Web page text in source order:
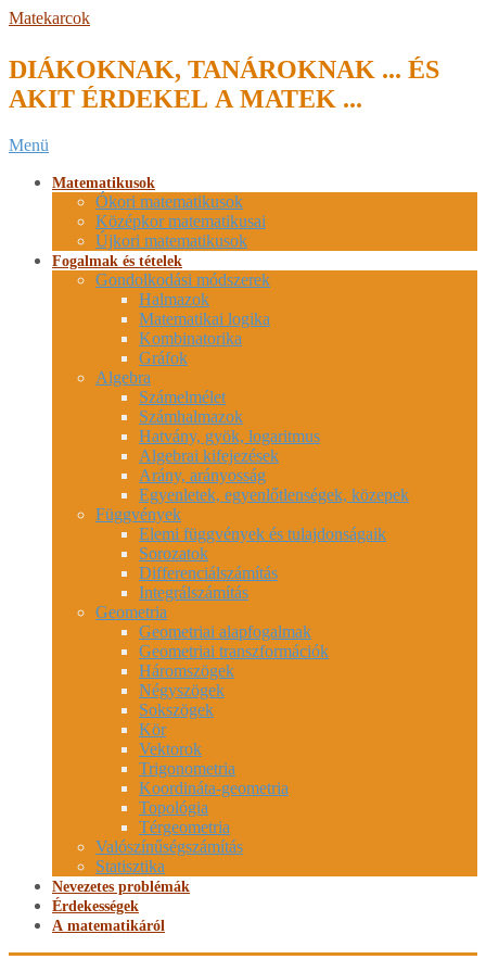
Skip
content
Matekarcok
DIÁKOKNAK, TANÁROKNAK ... ÉS
AKIT ÉRDEKEL A MATEK ...
Secondary
Menu
Menü
Matematikusok
Ókori matematikusok
Középkor matematikusai
Újkori matematikusok
Fogalmak és tételek
Gondolkodási módszerek
Halmazok
Matematikai logika
Kombinatorika
Gráfok
Algebra
Számelmélet
Számhalmazok
Hatvány, gyök, logaritmus
Algebrai kifejezések
Arány, arányosság
Egyenletek, egyenlőtlenségek, közepek
Függvények
Elemi függvények és tulajdonságaik
Sorozatok
Differenciálszámítás
Integrálszámítás
Geometria
Geometriai alapfogalmak
Geometriai transzformációk
Háromszögek
Négyszögek
Sokszögek
Kör
Vektorok
Trigonometria
Koordináta-geometria
Topológia
Térgeometria
Valószínűségszámítás
Statisztika
Nevezetes problémák
Érdekességek
A matematikáról